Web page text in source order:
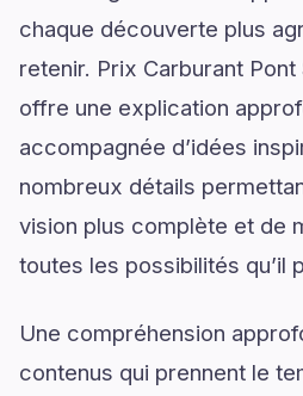
chaque découverte plus
retenir. Prix Carburant
offre une explication
accompagnée d’idées
nombreux détails
vision plus complète et de
toutes les possibilités qu’il
Une compréhension
contenus qui prennent le